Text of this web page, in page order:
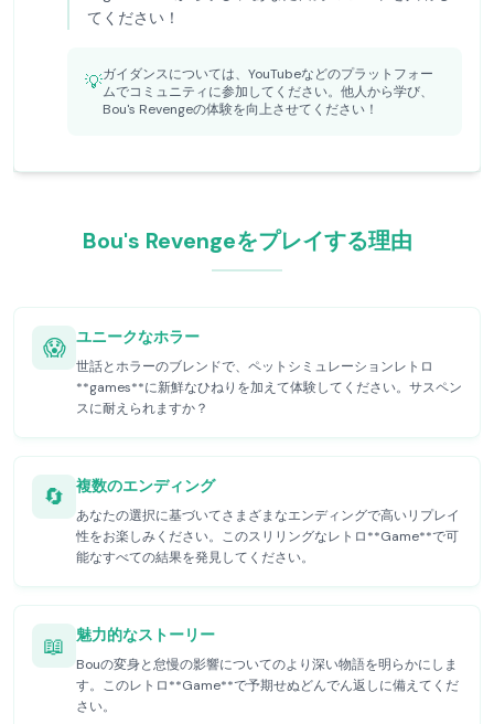
てください！
💡ガイダンスについては、YouTubeなどのプラットフォー
ムでコミュニティに参加してください。他人から学び、
Bou's Revengeの体験を向上させてください！
Bou's Revengeをプレイする理由
😱 ユニークなホラー
世話とホラーのブレンドで、ペットシミュレーションレトロ
**games**に新鮮なひねりを加えて体験してください。サスペン
スに耐えられますか？
🔄 複数のエンディング
あなたの選択に基づいてさまざまなエンディングで高いリプレイ
性をお楽しみください。このスリリングなレトロ**Game**で可
能なすべての結果を発見してください。
📖 魅力的なストーリー
Bouの変身と怠慢の影響についてのより深い物語を明らかにしま
す。このレトロ**Game**で予期せぬどんでん返しに備えてくだ
さい。